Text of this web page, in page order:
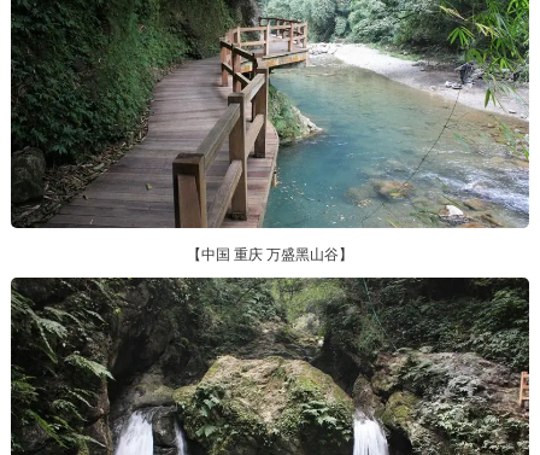
【中国 重庆 万盛黑山谷】